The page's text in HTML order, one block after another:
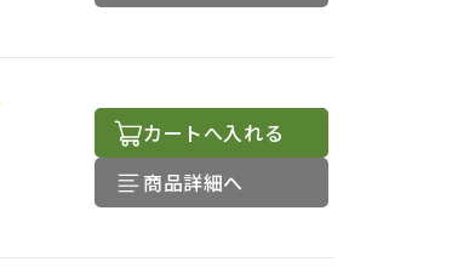
カートへ入れる
商品詳細へ